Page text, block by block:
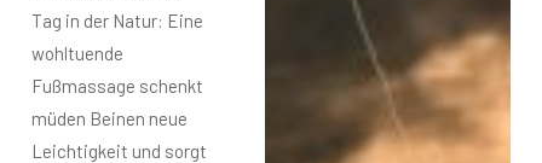
Tag in der Natur: Eine
wohltuende
Fußmassage schenkt
müden Beinen neue
Leichtigkeit und sorgt